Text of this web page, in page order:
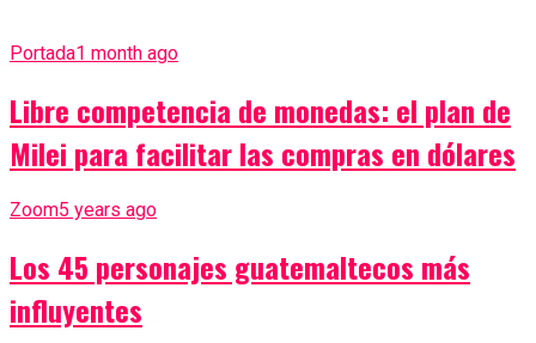
Portada1 month ago
Libre competencia de monedas: el plan de
Milei para facilitar las compras en dólares
Zoom5 years ago
Los 45 personajes guatemaltecos más
influyentes